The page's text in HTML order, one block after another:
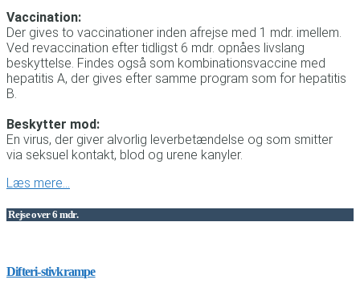
Vaccination:
Der gives to vaccinationer inden afrejse med 1 mdr. imellem.
Ved revaccination efter tidligst 6 mdr. opnåes livslang
beskyttelse. Findes også som kombinationsvaccine med
hepatitis A, der gives efter samme program som for hepatitis
B.
Beskytter mod:
En virus, der giver alvorlig leverbetændelse og som smitter
via seksuel kontakt, blod og urene kanyler.
Læs mere…
Rejse over 6 mdr.
Difteri-stivkrampe